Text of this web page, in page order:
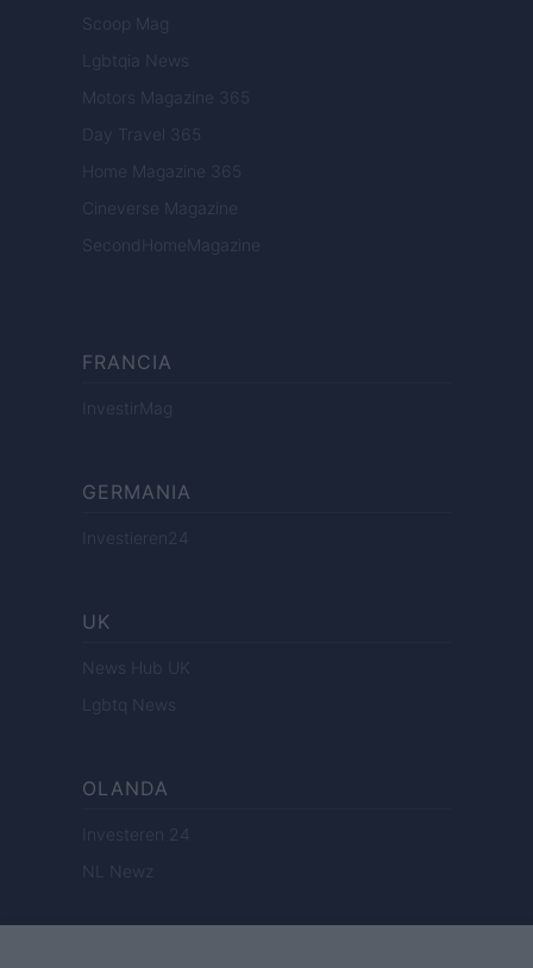
Scoop Mag
Lgbtqia News
Motors Magazine 365
Day Travel 365
Home Magazine 365
Cineverse Magazine
SecondHomeMagazine
FRANCIA
InvestirMag
GERMANIA
Investieren24
UK
News Hub UK
Lgbtq News
OLANDA
Investeren 24
NL Newz